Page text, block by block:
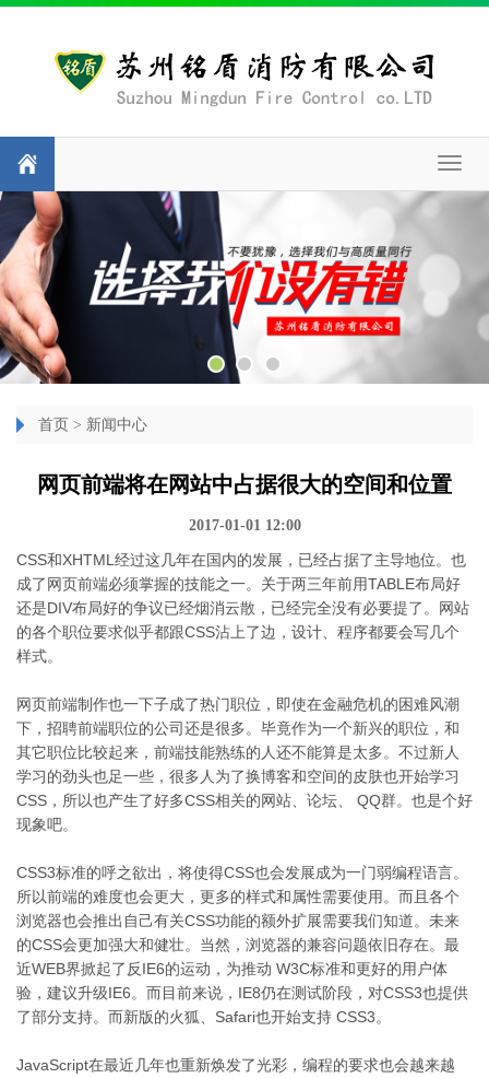
首页 > 新闻中心
网页前端将在网站中占据很大的空间和位置
2017-01-01 12:00
CSS和XHTML经过这几年在国内的发展，已经占据了主导地位。也
成了网页前端必须掌握的技能之一。关于两三年前用TABLE布局好
还是DIV布局好的争议已经烟消云散，已经完全没有必要提了。网站
的各个职位要求似乎都跟CSS沾上了边，设计、程序都要会写几个
样式。
网页前端制作也一下子成了热门职位，即使在金融危机的困难风潮
下，招聘前端职位的公司还是很多。毕竟作为一个新兴的职位，和
其它职位比较起来，前端技能熟练的人还不能算是太多。不过新人
学习的劲头也足一些，很多人为了换博客和空间的皮肤也开始学习
CSS，所以也产生了好多CSS相关的网站、论坛、 QQ群。也是个好
现象吧。
CSS3标准的呼之欲出，将使得CSS也会发展成为一门弱编程语言。
所以前端的难度也会更大，更多的样式和属性需要使用。而且各个
浏览器也会推出自己有关CSS功能的额外扩展需要我们知道。未来
的CSS会更加强大和健壮。当然，浏览器的兼容问题依旧存在。最
近WEB界掀起了反IE6的运动，为推动 W3C标准和更好的用户体
验，建议升级IE6。而目前来说，IE8仍在测试阶段，对CSS3也提供
了部分支持。而新版的火狐、Safari也开始支持 CSS3。
JavaScript在最近几年也重新焕发了光彩，编程的要求也会越来越